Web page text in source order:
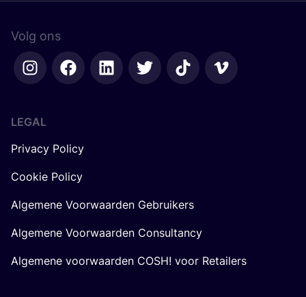
Volg ons
LEGAL
Privacy Policy
Cookie Policy
Algemene Voorwaarden Gebruikers
Algemene Voorwaarden Consultancy
Algemene voorwaarden COSH! voor Retailers